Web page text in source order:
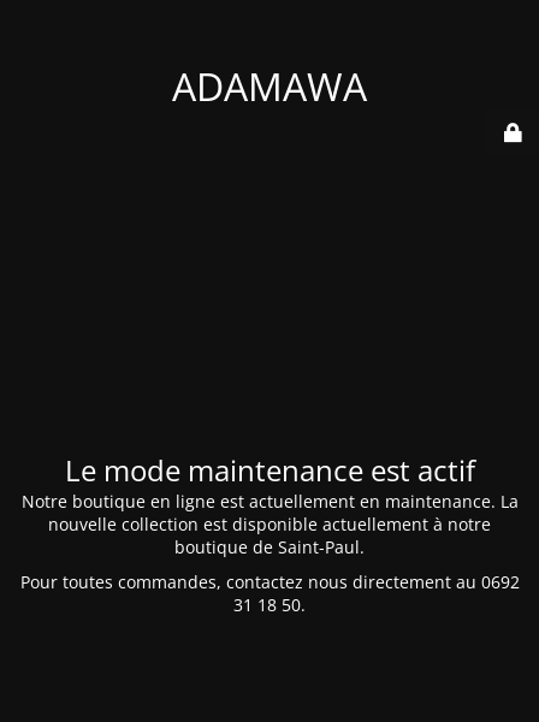
ADAMAWA
Le mode maintenance est actif
Notre boutique en ligne est actuellement en maintenance. La
nouvelle collection est disponible actuellement à notre
boutique de Saint-Paul.
Pour toutes commandes, contactez nous directement au 0692
31 18 50.